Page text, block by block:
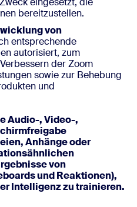
bereitzustellen.
von
entsprechende
autorisiert, zum
der Zoom
sowie zur Behebung
und
Audio-, Video-,
Anhänge oder
von
und Reaktionen),
Intelligenz zu trainieren.